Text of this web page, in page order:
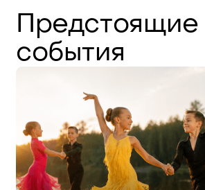
Предстоящие
события